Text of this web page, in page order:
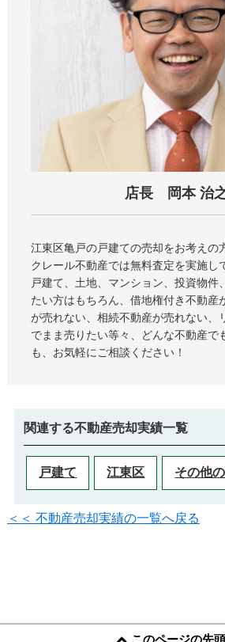
店長 岡本 治
江東区亀戸の戸建ての売却をお考えの
クレール不動産では無料査定を実施し
戸建て、土地、マンション、投資物件
たい方はもちろん、借地権付き不動産
が売れない、相続不動産が売れない、
でまま売りたい等々、どんな不動産で
も、お気軽にご相談ください！
関連する不動産売却実績一覧
戸建て 江東区 その他
＜＜ 不動産売却実績の一覧へ戻る